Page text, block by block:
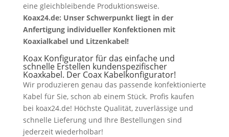
eine gleichbleibende Produktionsweise.
Koax24.de: Unser Schwerpunkt liegt in der
Anfertigung individueller Konfektionen mit
Koaxialkabel und Litzenkabel!
Koax Konfigurator für das einfache und
schnelle Erstellen kundenspezifischer
Koaxkabel. Der Coax Kabelkonfigurator!
Wir produzieren genau das passende konfektionierte
Kabel für Sie, schon ab einem Stück. Profis kaufen
bei koax24.de! Höchste Qualität, zuverlässige und
schnelle Lieferung und Ihre Bestellungen sind
jederzeit wiederholbar!